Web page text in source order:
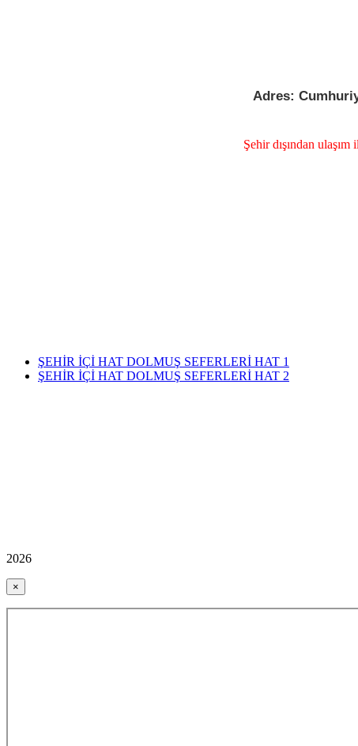
Adres:
Şehir dışından
ŞEHİR İÇİ HAT DOLMUŞ SEFERLERİ HAT 1
ŞEHİR İÇİ HAT DOLMUŞ SEFERLERİ HAT 2
2026
×